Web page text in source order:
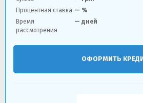
Процентная ставка — %
Время
рассмотрения
— дней
ОФОРМИТЬ